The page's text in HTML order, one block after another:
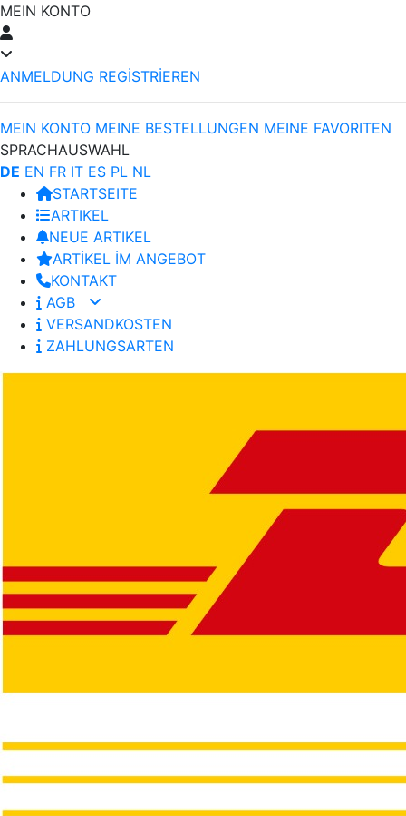
MEIN KONTO
ANMELDUNG REGİSTRİEREN
MEIN KONTO MEINE BESTELLUNGEN MEINE FAVORITEN
SPRACHAUSWAHL
DE EN FR IT ES PL NL
STARTSEITE
ARTIKEL
NEUE ARTIKEL
ARTİKEL İM ANGEBOT
KONTAKT
AGB
VERSANDKOSTEN
ZAHLUNGSARTEN